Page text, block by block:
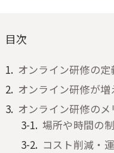
目次
オンライン研修の
オンライン研修が
オンライン研修のメ
場所や時間の
コスト削減・